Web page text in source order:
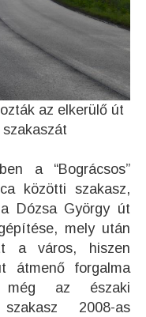
az elkerülő út
a “Bográcsos”
közötti szakasz,
Dózsa György út
mely után
a város, hiszen
átmenő forgalma
még az északi
2008-as